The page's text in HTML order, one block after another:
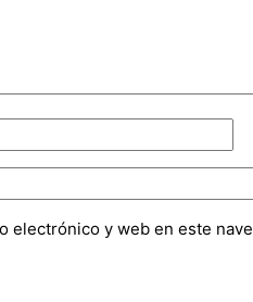
electrónico y web en este